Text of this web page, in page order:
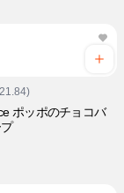
ポッポのチョコバ